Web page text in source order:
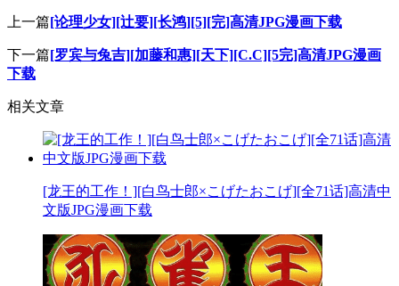
上一篇[论理少女][辻要][长鸿][5][完]高清JPG漫画下载
下一篇[罗宾与兔吉][加藤和惠][天下][C.C][5完]高清JPG漫画
下载
相关文章
[龙王的工作！][白鸟士郎×こげたおこげ][全71话]高清中
文版JPG漫画下载